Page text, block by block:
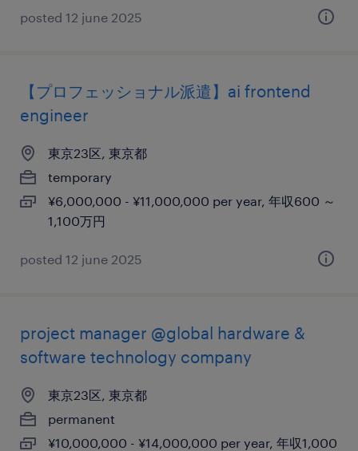
posted 12 june 2025
【プロフェッショナル派遣】ai frontend
engineer
東京23区, 東京都
temporary
¥6,000,000 - ¥11,000,000 per year, 年収600 ～
1,100万円
posted 12 june 2025
project manager @global hardware &
software technology company
東京23区, 東京都
permanent
¥10,000,000 - ¥14,000,000 per year, 年収1,000